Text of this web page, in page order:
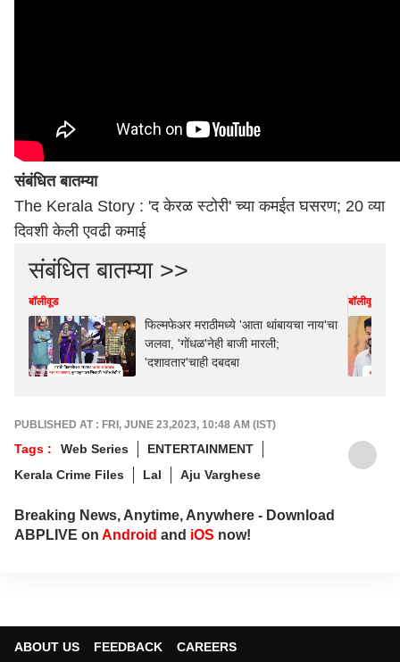
संबंधित बातम्या
The Kerala Story : 'द केरळ स्टोरी' च्या कमईत घसरण; 20 व्या
दिवशी केली एवढी कमाई
संबंधित बातम्या >>
बॉलीवूड
फिल्मफेअर मराठीमध्ये 'आता थांबायचा नाय'चा
जलवा, 'गोंधळ'नेही बाजी मारली;
'दशावतार'चाही दबदबा
बॉलीवूड
PUBLISHED AT : FRI, JUNE 23,2023, 10:48 AM (IST)
Tags : Web Series
ENTERTAINMENT
Kerala Crime Files
Lal Aju Varghese
Breaking News, Anytime, Anywhere - Download
ABPLIVE on Android and iOS now!
ABOUT US FEEDBACK
CAREERS